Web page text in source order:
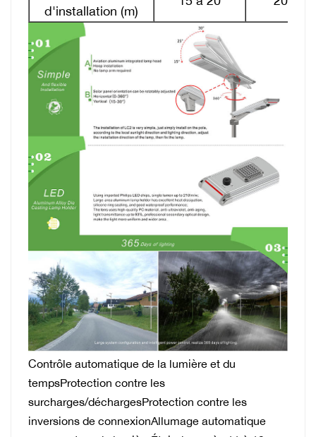
d'installation (m)
Contrôle automatique de la lumière et du
tempsProtection contre les
surcharges/déchargesProtection contre les
inversions de connexionAllumage automatique